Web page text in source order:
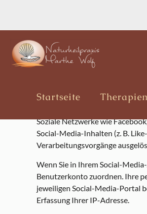
Startseite
Unsere
Wir unterhalten öffentlich
Soziale Netzwerke wie
Social-Media-Inhalten (z. B.
Verarbeitungsvorgänge
Wenn Sie in Ihrem Social-
Benutzerkonto zuordnen. Ihre
jeweiligen Social-Media-Portal
Erfassung Ihrer IP-Adresse.